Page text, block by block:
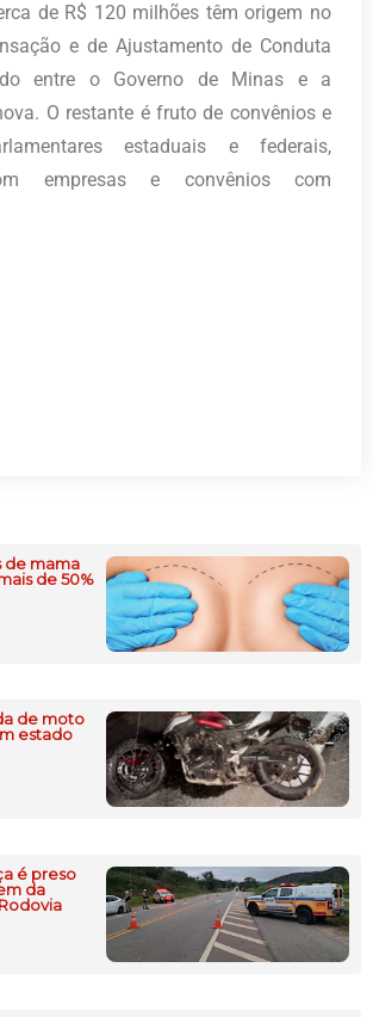
de R$ 120 milhões têm origem no
e de Ajustamento de Conduta
entre o Governo de Minas e a
O restante é fruto de convênios e
estaduais e federais,
empresas e convênios com
de mama
de 50%
de moto
estado
é preso
da